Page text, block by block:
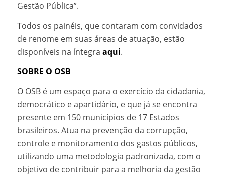
Gestão Pública”.
Todos os painéis, que contaram com convidados
de renome em suas áreas de atuação, estão
disponíveis na íntegra aqui.
SOBRE O OSB
O OSB é um espaço para o exercício da cidadania,
democrático e apartidário, e que já se encontra
presente em 150 municípios de 17 Estados
brasileiros. Atua na prevenção da corrupção,
controle e monitoramento dos gastos públicos,
utilizando uma metodologia padronizada, com o
objetivo de contribuir para a melhoria da gestão